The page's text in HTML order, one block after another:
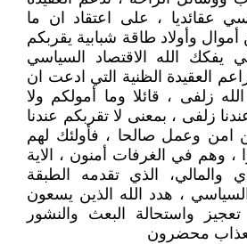
عقائديا ، على اعتقاد ان ما
وأولاد طاقة شبابية يقربكم
يفكك الله الاقتصاد السياسي
العقيدة الظنية التي ادعت ان
زلفى ، قائلا وما أمولكم ولا
زلفى ، بمعنى لا تقربكم عندنا
امن وعمل صالحا ، فأولئك لهم
، وهم في الغرفات أمنون ، الاية
والمالي، الذي تقدمه الطبقة
، هدد الله الذين يسعون
واستحالة البعث والنشور
محضرون